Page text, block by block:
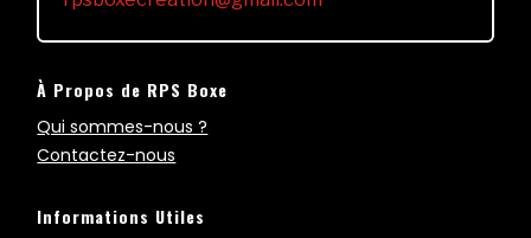
À Propos de RPS Boxe
Qui sommes-nous ?
Contactez-nous
Informations Utiles